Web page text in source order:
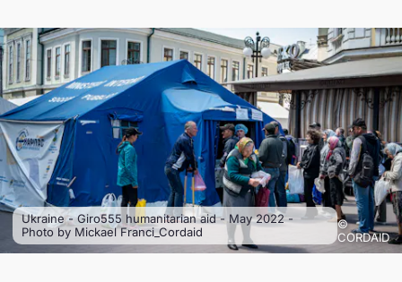
Ukraine - Giro555 humanitarian aid - May 2022 -
Photo by Mickael Franci_Cordaid
©
CORDAID